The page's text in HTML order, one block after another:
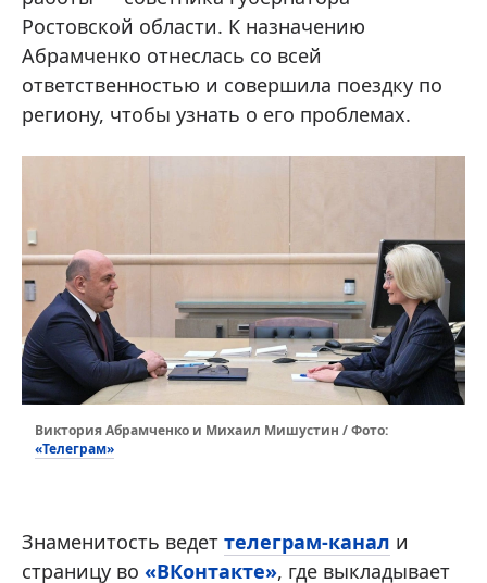
Ростовской области. К назначению
Абрамченко отнеслась со всей
ответственностью и совершила поездку по
региону, чтобы узнать о его проблемах.
Виктория Абрамченко и Михаил Мишустин / Фото:
«Телеграм»
Знаменитость ведет телеграм-канал и
страницу во «ВКонтакте», где выкладывает